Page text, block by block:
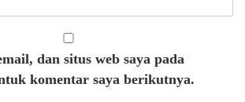
dan situs web saya pada
komentar saya berikutnya.